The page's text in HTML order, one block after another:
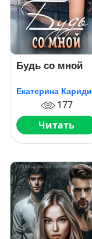
Будь со мной
Екатерина Кариди
177
Читать